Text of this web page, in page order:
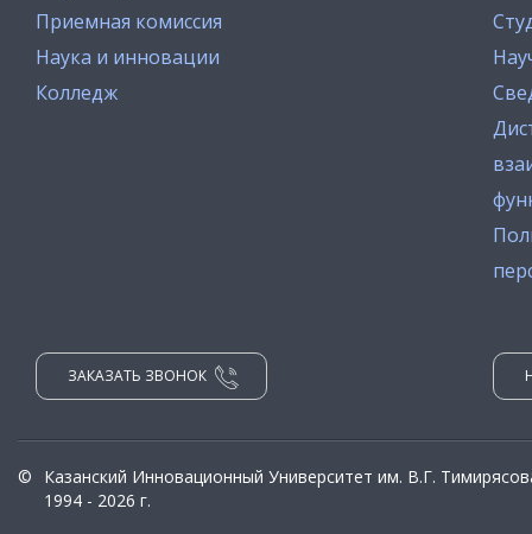
Приемная комиссия
Наука и инновации
Колледж
ЗАКАЗАТЬ ЗВОНОК
©
Казанский Инновационный Университет им. В.Г.
1994 - 2026 г.